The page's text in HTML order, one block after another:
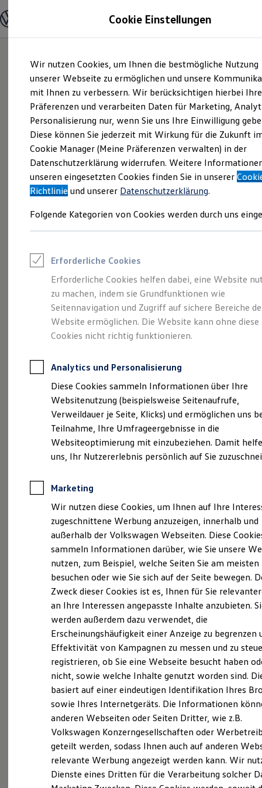
Hauptinhalt
springen
Footer
springen
Modelle und Konfigurator
Modelle vergleichen
Elektroautos
ENERGY Sondermodelle
Nutzfahrzeuge
SUV und CUV
Familienautos
Kombis
Kompaktwagen
Sportwagen
Schnell verfügbare Fahrzeuge
Angebote und Produkte
Aktuelle Angebote
E-Auto-Förderung
Volkswagen Marktplatz
Junge Gebrauchtwagen und Gebrauchtwagen
Saisonangebote
Leasing
Leasing-Angebote
Gebrauchtwagen Leasing
Junge Gebrauchtwagen-Leasing
Elektroauto Leasing
Kleinwagen-Leasing
Leasing ohne Anzahlung
Autokredit mit Schlussrate
Versicherungen und Garantien
Kfz-Versicherung
Restschuldversicherungen
Garantien
Wartungsverträge
Geschäftskunden
Professional Class bei Volkswagen
Großkunden
Behörden
Anpfiff zum Gewinn
Elektroautos
ID. Tutorials
Elektrofahrzeugkonzepte
Reichweite
Reichweite der ID. Modelle
Reichweite im Winter
Laden
Laden unterwegs
Laden Zuhause
Ladezeitensimulator
Batterie
Sicherheit
Garantie und Lebensdauer
Nachhaltigkeit
Technologie
Kosten und Kauf
Verbrauchskosten
Kaufoptionen
E-Auto-Förderung
Software und Konnektivität
Die ID. Software 6
ID. Software Versionen und Updates
Digitale Extras
Schnittstellen zu Ihrem ID.
Eine Spur Extra. Der
neue vollelektrische
ID. Polo
Impressum & Rechtliches
Cookie Einstellungen
Wir nutzen Cookies, um Ihnen die bestmögliche Nutzung
unserer Webseite zu ermöglichen und unsere
mit Ihnen zu verbessern. Wir berücksichtigen hierbei Ihre
Präferenzen und verarbeiten Daten für Marketing,
Personalisierung nur, wenn Sie uns Ihre Einwilligung
Diese können Sie jederzeit mit Wirkung für die Zukunft
Cookie Manager (Meine Präferenzen verwalten) in der
Datenschutzerklärung widerrufen. Weitere
unseren eingesetzten Cookies finden Sie in unserer
Richtlinie und unserer Datenschutzerklärung.
Folgende Kategorien von Cookies werden durch uns
Erforderliche Cookies
Erforderliche Cookies helfen dabei, eine Website
zu machen, indem sie Grundfunktionen wie
Seitennavigation und Zugriff auf sichere Bereiche
Website ermöglichen. Die Website kann ohne diese
Cookies nicht richtig funktionieren.
Analytics und Personalisierung
Diese Cookies sammeln Informationen über Ihre
Websitenutzung (beispielsweise Seitenaufrufe,
Verweildauer je Seite, Klicks) und ermöglichen uns
Teilnahme, Ihre Umfrageergebnisse in die
Websiteoptimierung mit einzubeziehen. Damit
uns, Ihr Nutzererlebnis persönlich auf Sie
Marketing
Wir nutzen diese Cookies, um Ihnen auf Ihre
zugeschnittene Werbung anzuzeigen, innerhalb und
außerhalb der Volkswagen Webseiten. Diese
sammeln Informationen darüber, wie Sie unsere
nutzen, zum Beispiel, welche Seiten Sie am meisten
besuchen oder wie Sie sich auf der Seite bewegen.
Zweck dieser Cookies ist es, Ihnen für Sie
an Ihre Interessen angepasste Inhalte anzubieten.
werden außerdem dazu verwendet, die
Erscheinungshäufigkeit einer Anzeige zu begrenzen
Effektivität von Kampagnen zu messen und zu
registrieren, ob Sie eine Webseite besucht haben
nicht, sowie welche Inhalte genutzt worden sind.
basiert auf einer eindeutigen Identifikation Ihres
sowie Ihres Internetgeräts. Die Informationen
anderen Webseiten oder Seiten Dritter, wie z.B.
Volkswagen Konzerngesellschaften oder
geteilt werden, sodass Ihnen auch auf anderen
relevante Werbung angezeigt werden kann. Wir
Dienste eines Dritten für die Verarbeitung solcher